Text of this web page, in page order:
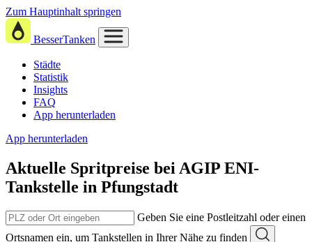
Zum Hauptinhalt springen
BesserTanken
Städte
Statistik
Insights
FAQ
App herunterladen
App herunterladen
Aktuelle Spritpreise bei AGIP ENI-
Tankstelle in Pfungstadt
Geben Sie eine Postleitzahl oder einen
Ortsnamen ein, um Tankstellen in Ihrer Nähe zu finden